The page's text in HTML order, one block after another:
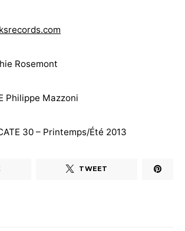
Rosemont
Philippe Mazzoni
30 – Printemps/Été 2013
TWEET